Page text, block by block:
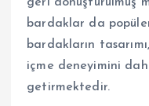
bardaklar da
bardakların
içme deneyimini
getirmektedir.